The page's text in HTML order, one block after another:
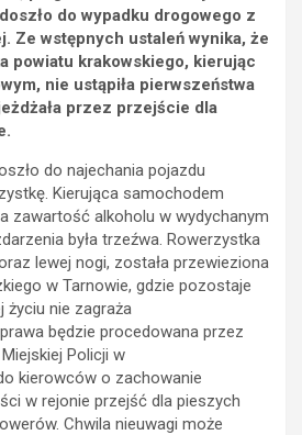
do wypadku drogowego z
Ze wstępnych ustaleń wynika, że
powiatu krakowskiego, kierując
nie ustąpiła pierwszeństwa
przez przejście dla
do najechania pojazdu
Kierująca samochodem
zawartość alkoholu w wydychanym
była trzeźwa. Rowerzystka
lewej nogi, została przewieziona
w Tarnowie, gdzie pozostaje
życiu nie zagraża
będzie procedowana przez
Policji w
kierowców o zachowanie
w rejonie przejść dla pieszych
Chwila nieuwagi może